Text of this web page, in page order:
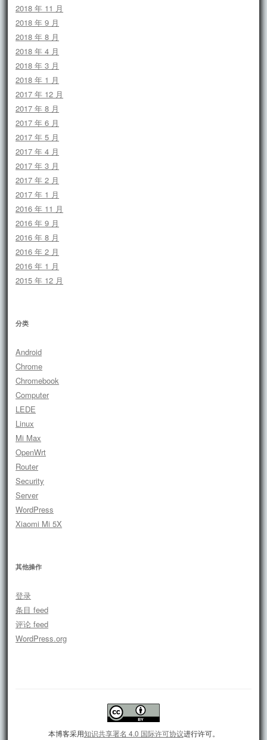
2018 年 11 月
2018 年 9 月
2018 年 8 月
2018 年 4 月
2018 年 3 月
2018 年 1 月
2017 年 12 月
2017 年 8 月
2017 年 6 月
2017 年 5 月
2017 年 4 月
2017 年 3 月
2017 年 2 月
2017 年 1 月
2016 年 11 月
2016 年 9 月
2016 年 8 月
2016 年 2 月
2016 年 1 月
2015 年 12 月
分类
Android
Chrome
Chromebook
Computer
LEDE
Linux
Mi Max
OpenWrt
Router
Security
Server
WordPress
Xiaomi Mi 5X
其他操作
登录
条目 feed
评论 feed
WordPress.org
本博客采用知识共享署名 4.0 国际许可协议进行许可。